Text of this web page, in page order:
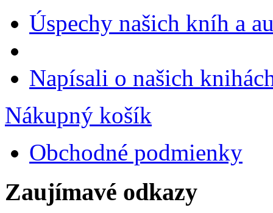
Úspechy našich kníh a
Napísali o našich
Nákupný košík
Obchodné podmienky
Zaujímavé odkazy